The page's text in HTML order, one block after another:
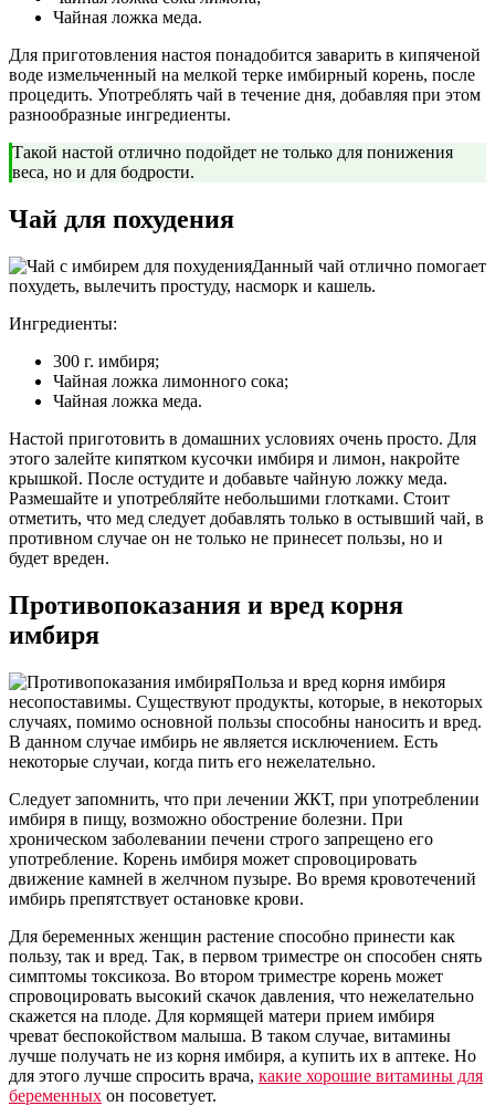
Чайная ложка меда.
Для приготовления настоя понадобится заварить в кипяченой
воде измельченный на мелкой терке имбирный корень, после
процедить. Употреблять чай в течение дня, добавляя при этом
разнообразные ингредиенты.
Такой настой отлично подойдет не только для понижения
веса, но и для бодрости.
Чай для похудения
Данный чай отлично помогает
похудеть, вылечить простуду, насморк и кашель.
Ингредиенты:
300 г. имбиря;
Чайная ложка лимонного сока;
Чайная ложка меда.
Настой приготовить в домашних условиях очень просто. Для
этого залейте кипятком кусочки имбиря и лимон, накройте
крышкой. После остудите и добавьте чайную ложку меда.
Размешайте и употребляйте небольшими глотками. Стоит
отметить, что мед следует добавлять только в остывший чай, в
противном случае он не только не принесет пользы, но и
будет вреден.
Противопоказания и вред корня
имбиря
Польза и вред корня имбиря
несопоставимы. Существуют продукты, которые, в некоторых
случаях, помимо основной пользы способны наносить и вред.
В данном случае имбирь не является исключением. Есть
некоторые случаи, когда пить его нежелательно.
Следует запомнить, что при лечении ЖКТ, при употреблении
имбиря в пищу, возможно обострение болезни. При
хроническом заболевании печени строго запрещено его
употребление. Корень имбиря может спровоцировать
движение камней в желчном пузыре. Во время кровотечений
имбирь препятствует остановке крови.
Для беременных женщин растение способно принести как
пользу, так и вред. Так, в первом триместре он способен снять
симптомы токсикоза. Во втором триместре корень может
спровоцировать высокий скачок давления, что нежелательно
скажется на плоде. Для кормящей матери прием имбиря
чреват беспокойством малыша. В таком случае, витамины
лучше получать не из корня имбиря, а купить их в аптеке. Но
для этого лучше спросить врача, какие хорошие витамины для
беременных он посоветует.